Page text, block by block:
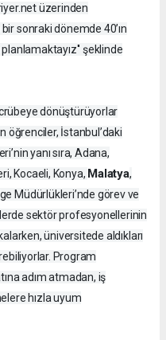
üzerinden
sonraki dönemde 40’ın
şeklinde
dönüştürüyorlar
öğrenciler, İstanbul’daki
yanı sıra, Adana,
Kocaeli, Konya, Malatya,
Müdürlükleri’nde görev ve
sektör profesyonellerinin
üniversitede aldıkları
Program
adım atmadan, iş
hızla uyum